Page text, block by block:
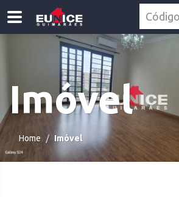
Imóvel
Home Imóvel